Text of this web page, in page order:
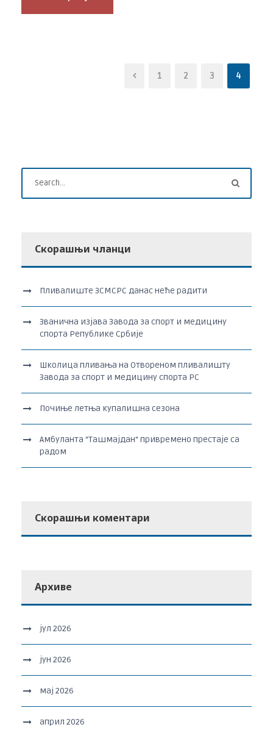
1 2 3 4
Скорашњи чланци
Пливалиште ЗСМСРС данас неће радити
Званична изјава Завода за спорт и медицину
спорта Републике Србије
Школица пливања на Отвореном пливалишту
Завода за спорт и медицину спорта РС
Почиње летња купалишна сезона
Амбуланта “Ташмајдан“ привремено престаје са
радом
Скорашњи коментари
Архиве
јул 2026
јун 2026
мај 2026
април 2026